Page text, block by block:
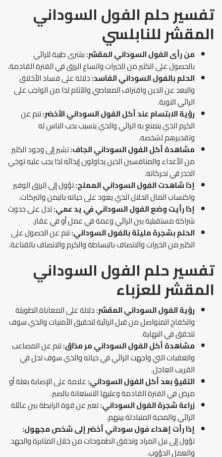
تفسير حلم الفول السوداني
المقشرللنابلسي
من رأىالفول السوداني المقشر:بشرى طيبة للرائي
بالحصول على الكثير من الخيرات واتساع الرزق في الفترة القادمة.
الحلمبالفول السوداني الفاسد:دلالة على فساد الأخلاق
والبعد عن الدين واقتراف المعاصي والآثام لذا من الواجب على
الرائي التوبة.
رؤية الابتسام عند أكل الفول السوداني الأخضر:تنم عن
الكرم الذي يتمتع به الرائي والذي يتسبب بحب الناس له
وتقديرهم لشخصه.
مشاهدة أكل الفول السوداني الجاف:تشير إلى وجود الكثير
من الأعداء والمنافسين الذين يحاولون إيذائه لذا يجب عليه توخي
الحذر في تحركاته.
إذا شاهدت الفول السوداني المملح:تؤول إلى الرزق الوفير
واكتساب المال الحلال الذي يعود على حياته باليمن والبركات.
إذا رأيت وضع الفول السودانيفي يد عمي:تدل على حدوث
شراكة مستقبلية بين الرائي وعمة في عمل أو في عقار.
الحلمبشجرة مليئة بالفول السوداني:تنم عن الحصول على
الكثير من الخيرات والاتصاف بالبساطة والكرم والاتصاف بالقناعة.
تفسير حلم الفول السوداني
المقشرللعزباء
رؤيةالفول السوداني المقشر:دلالة على المعاناة الطويلة
والكفاح المتواصل من قبل الرائية لتحقيق الأمنيات والذي سوف
تتحقق في النهاية.
مشاهدة أكل الفول السوداني مر مذاق:تنم عن المصاعب
والعقبات التي واجهت الرائي في حياته والذي سوف تحل في
القريب العاجل.
التقيؤ بعد أكل الفول السوداني:علامة على الإصابة بعلة أو
مرض في الفترة القادمة وعليها الاستعانة بالصبر.
زراعة شجرة الفول السوداني:تعبر عن قوة الرابطة بين عائلة
الرائي والمحبة المتبادلة بينهم.
إذا رأتإهداء فول سوداني أخضر إلى شخص مجهول:
تؤول إلى نيل المراد وتحقق الطموحات من خلال المثابرة والجهد
والعمل الدؤوب.